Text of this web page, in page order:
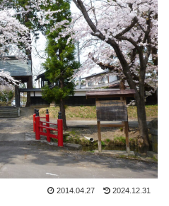
2014.04.27 2024.12.31